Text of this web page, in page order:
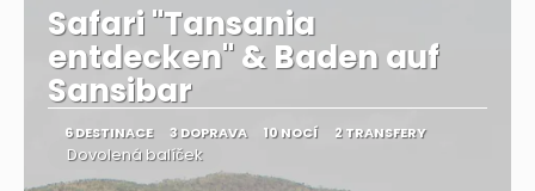
Safari "Tansania
entdecken" & Baden auf
Sansibar
6 DESTINACE 3 DOPRAVA 10 NOCÍ 2 TRANSFERY
Dovolená balíček